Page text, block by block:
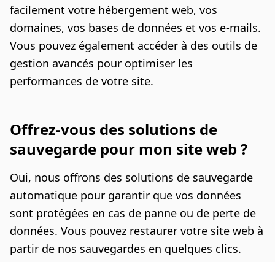
facilement votre hébergement web, vos
domaines, vos bases de données et vos e-mails.
Vous pouvez également accéder à des outils de
gestion avancés pour optimiser les
performances de votre site.
Offrez-vous des solutions de
sauvegarde pour mon site web ?
Oui, nous offrons des solutions de sauvegarde
automatique pour garantir que vos données
sont protégées en cas de panne ou de perte de
données. Vous pouvez restaurer votre site web à
partir de nos sauvegardes en quelques clics.